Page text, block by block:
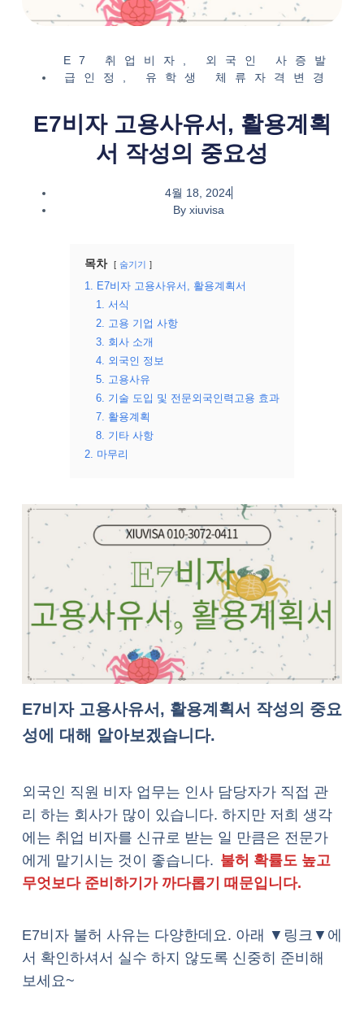
E7 취업비자
외국인 사증발
급인정
유학생 체류자격변경
E7비자 고용사유서, 활용계획
서 작성의 중요성
4월 18, 2024
Byxiuvisa
목차 숨기기
1. E7비자 고용사유서, 활용계획서
1. 서식
2. 고용 기업 사항
3. 회사 소개
4. 외국인 정보
5. 고용사유
6. 기술 도입 및 전문외국인력고용 효과
7. 활용계획
8. 기타 사항
2. 마무리
E7비자 고용사유서, 활용계획서 작성의 중요
성에 대해 알아보겠습니다.
외국인 직원 비자 업무는 인사 담당자가 직접 관
리 하는 회사가 많이 있습니다. 하지만 저희 생각
에는 취업 비자를 신규로 받는 일 만큼은 전문가
에게 맡기시는 것이 좋습니다. 불허 확률도 높고
무엇보다 준비하기가 까다롭기 때문입니다.
E7비자 불허 사유는 다양한데요. 아래 ▼링크▼에
서 확인하셔서 실수 하지 않도록 신중히 준비해
보세요~